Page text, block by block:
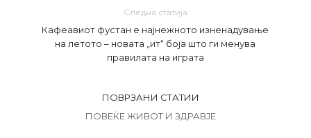
Следна статија
Кафеавиот фустан е најнежното изненадување
на летото – новата „ит“ боја што ги менува
правилата на играта
ПОВРЗАНИ СТАТИИ
ПОВЕЌЕ ЖИВОТ И ЗДРАВЈЕ